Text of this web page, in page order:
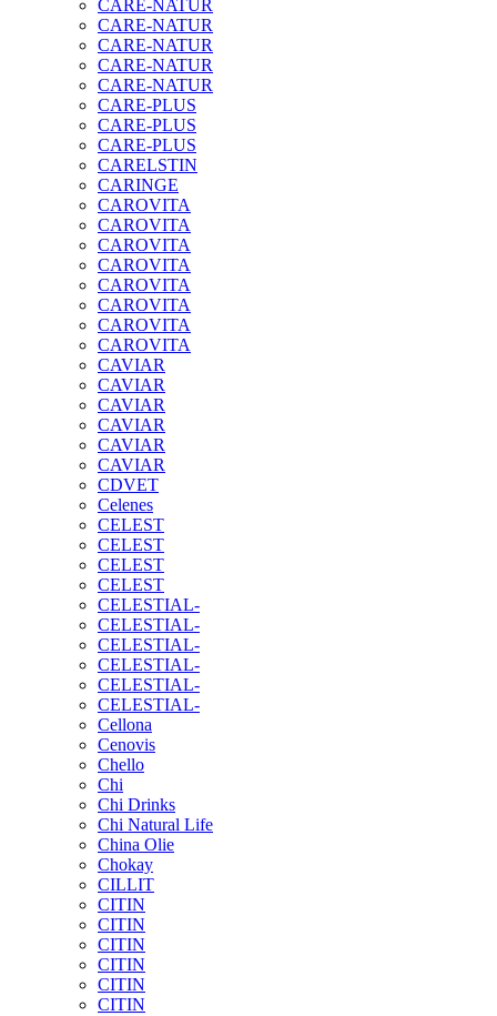
CARE-NATUR
CARE-NATUR
CARE-NATUR
CARE-NATUR
CARE-NATUR
CARE-PLUS
CARE-PLUS
CARE-PLUS
CARELSTIN
CARINGE
CAROVITA
CAROVITA
CAROVITA
CAROVITA
CAROVITA
CAROVITA
CAROVITA
CAROVITA
CAVIAR
CAVIAR
CAVIAR
CAVIAR
CAVIAR
CAVIAR
CDVET
Celenes
CELEST
CELEST
CELEST
CELEST
CELESTIAL-
CELESTIAL-
CELESTIAL-
CELESTIAL-
CELESTIAL-
CELESTIAL-
Cellona
Cenovis
Chello
Chi
Chi Drinks
Chi Natural Life
China Olie
Chokay
CILLIT
CITIN
CITIN
CITIN
CITIN
CITIN
CITIN